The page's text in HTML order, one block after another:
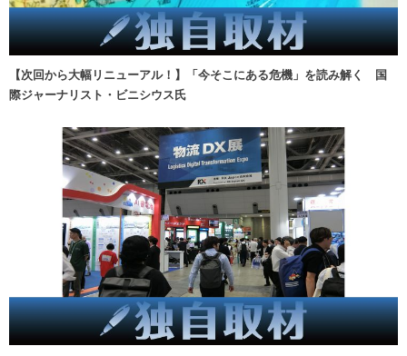
【次回から大幅リニューアル！】「今そこにある危機」を読み解く 国
際ジャーナリスト・ビニシウス氏